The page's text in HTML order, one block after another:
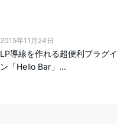
2015年11月24日
LP導線を作れる超便利プラグイ
ン「Hello Bar」...